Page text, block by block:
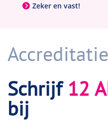
Zeker en vast!
Accreditatie
Schrijf12
bij